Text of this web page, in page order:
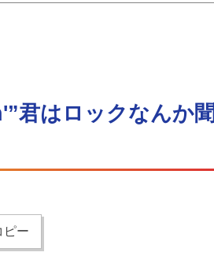
君はロックなんか聞
ピー